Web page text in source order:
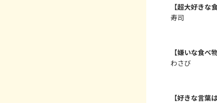
【超大好きな
寿司
【嫌いな食べ
わさび
【好きな言葉